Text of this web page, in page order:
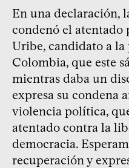
En una declaración,
condenó el
Uribe, candidato a la
Colombia, que este
mientras daba un
expresa su condena
violencia política,
atentado contra la
democracia.
recuperación y